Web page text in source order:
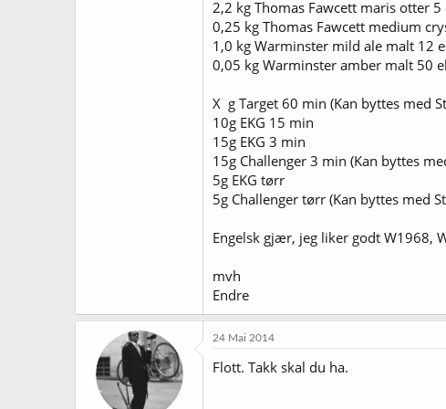
2,2 kg Thomas Fawcett maris otter 5
0,25 kg Thomas Fawcett medium
1,0 kg Warminster mild ale malt 12
0,05 kg Warminster amber malt 50
X g Target 60 min (Kan byttes med
10g EKG 15 min
15g EKG 3 min
15g Challenger 3 min (Kan byttes
5g EKG tørr
5g Challenger tørr (Kan byttes med
Engelsk gjær, jeg liker godt W1968,
mvh
Endre
24 Mai 2014
Flott. Takk skal du ha.